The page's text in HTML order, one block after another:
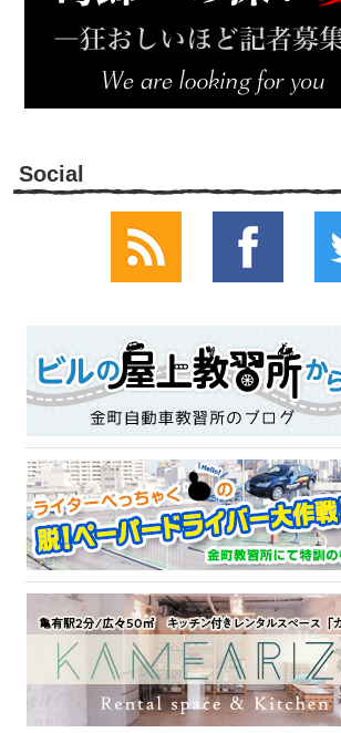
Social